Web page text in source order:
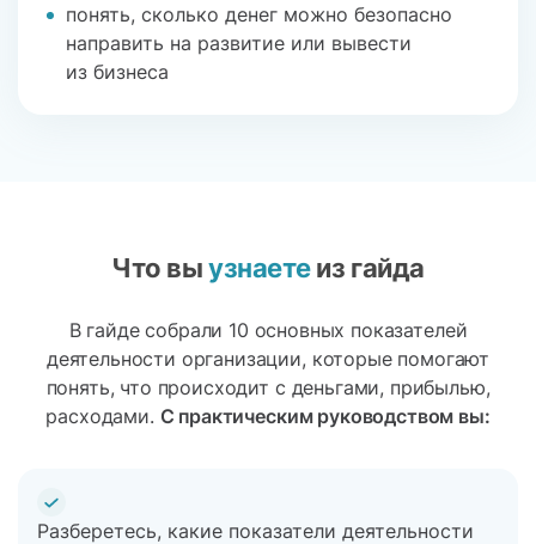
понять, сколько денег можно безопасно
направить на развитие или вывести
из бизнеса
Что выузнаетеиз гайда
В гайде собрали 10 основных показателей
деятельности организации, которые помогают
понять, что происходит с деньгами, прибылью,
расходами. С практическим руководством вы:
Разберетесь, какие показатели деятельности